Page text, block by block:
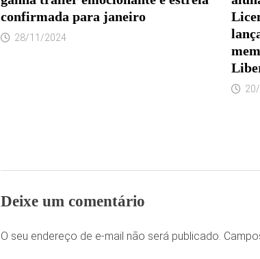
confirmada para janeiro
28/11/2024
Deixe um comentário
O seu endereço de e-mail não será publicado.